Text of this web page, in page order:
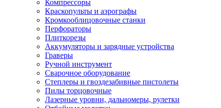
Компрессоры
Краскопульты и аэрографы
Кромкооблицовочные станки
Перфораторы
Плиткорезы
Аккумуляторы и зарядные устройства
Граверы
Ручной инструмент
Сварочное оборудование
Степлеры и гвоздезабивные пистолеты
Пилы торцовочные
Лазерные уровни, дальномеры, рулетки